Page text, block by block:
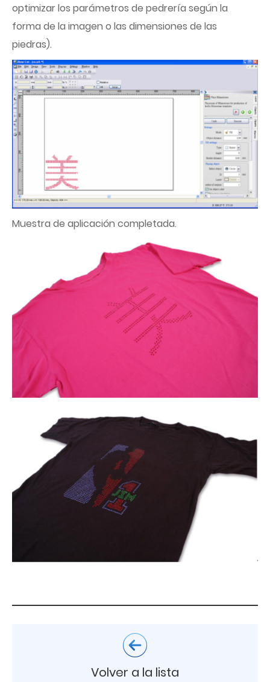
optimizar los parámetros de pedrería según la
forma de la imagen o las dimensiones de las
piedras).
Muestra de aplicación completada.
Volver a la lista